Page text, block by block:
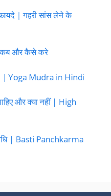
| गहरी सांस लेने के
और कैसे करे
| Yoga Mudra in Hindi
और क्या नहीं | High
| Basti Panchkarma